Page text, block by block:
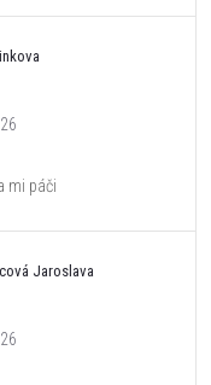
mi páči
Jaroslava